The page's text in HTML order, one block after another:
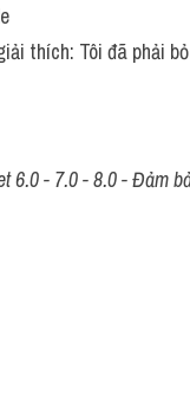
thích: Tôi đã phải
6.0 - 7.0 - 8.0 - Đảm